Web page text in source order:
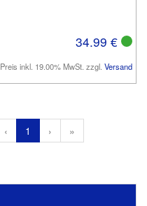
34.99 €
Preis inkl. 19.00% MwSt. zzgl. Versand
‹ 1 › »